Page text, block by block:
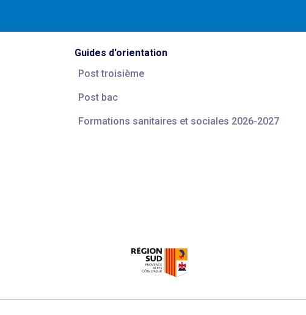
Guides d'orientation
Post troisième
Post bac
Formations sanitaires et sociales 2026-2027